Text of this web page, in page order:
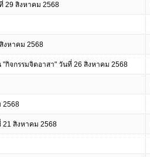
29 สิงหาคม 2568
งหาคม 2568
กิจกรรมจิตอาสา" วันที่ 26 สิงหาคม 2568
2568
21 สิงหาคม 2568